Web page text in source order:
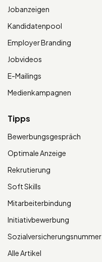
Jobanzeigen
Kandidatenpool
Employer Branding
Jobvideos
E-Mailings
Medienkampagnen
Tipps
Bewerbungsgespräch
Optimale Anzeige
Rekrutierung
Soft Skills
Mitarbeiterbindung
Initiativbewerbung
Sozialversicherungsnummer
Alle Artikel